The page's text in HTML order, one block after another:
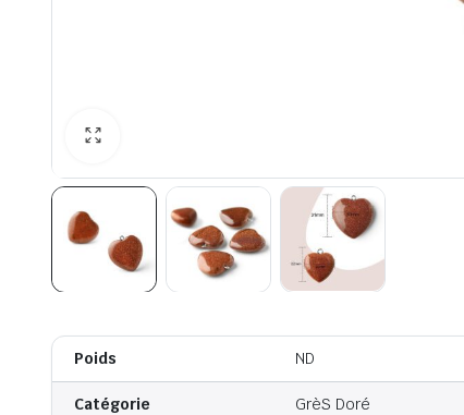
Poids ND
Catégorie GrèS Doré